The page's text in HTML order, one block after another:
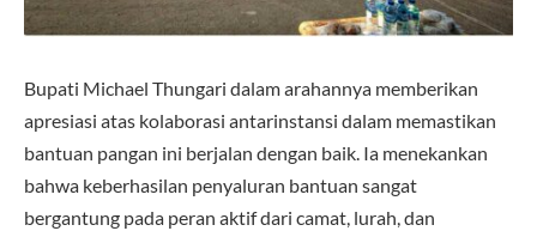
Bupati Michael Thungari dalam arahannya memberikan
apresiasi atas kolaborasi antarinstansi dalam memastikan
bantuan pangan ini berjalan dengan baik. Ia menekankan
bahwa keberhasilan penyaluran bantuan sangat
bergantung pada peran aktif dari camat, lurah, dan